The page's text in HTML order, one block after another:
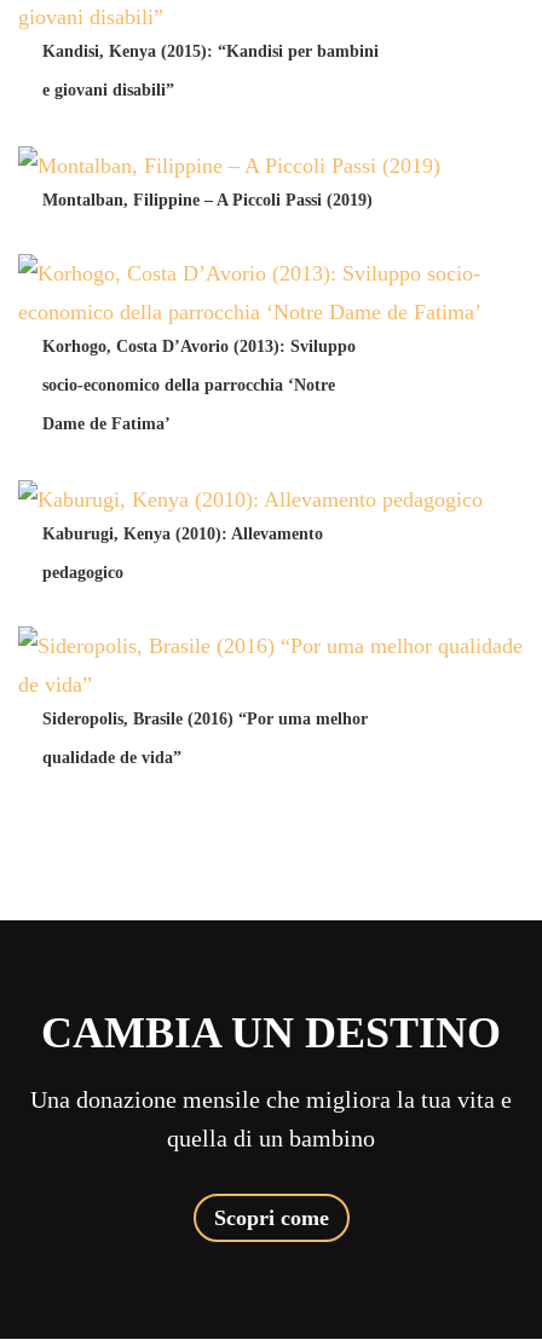
Kandisi, Kenya (2015): “Kandisi per bambini
e giovani disabili”
Montalban, Filippine – A Piccoli Passi (2019)
Korhogo, Costa D’Avorio (2013): Sviluppo
socio-economico della parrocchia ‘Notre
Dame de Fatima’
Kaburugi, Kenya (2010): Allevamento
pedagogico
Sideropolis, Brasile (2016) “Por uma melhor
qualidade de vida”
CAMBIA UN DESTINO
Una donazione mensile che migliora la tua vita e
quella di un bambino
Scopri come